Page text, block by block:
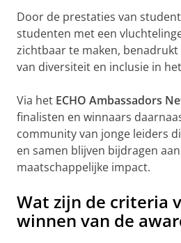
Door de prestaties van
studenten met een
zichtbaar te maken,
van diversiteit en inclusie in
Via het ECHO Ambassadors
finalisten en winnaars
community van jonge leiders
en samen blijven bijdragen
maatschappelijke impact.
Wat zijn de criteria
winnen van de